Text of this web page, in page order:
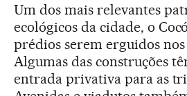
Um dos mais relevantes
ecológicos da cidade, o
prédios serem erguidos
Algumas das construções
entrada privativa para as